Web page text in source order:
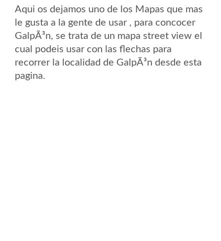
Aqui os dejamos uno de los Mapas que mas
le gusta a la gente de usar , para concocer
GalpÃ³n, se trata de un mapa street view el
cual podeis usar con las flechas para
recorrer la localidad de GalpÃ³n desde esta
pagina.